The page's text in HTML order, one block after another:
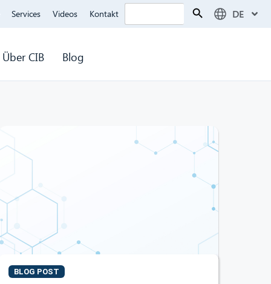
Services Videos Kontakt Search DE
Über CIB Blog
BLOG POST